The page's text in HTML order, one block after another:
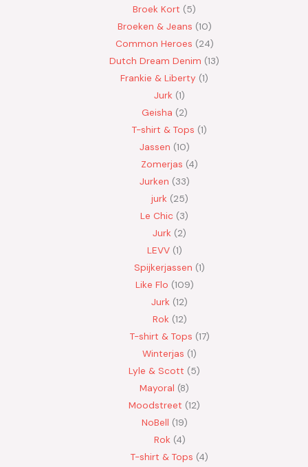
Broek Kort 5
Broeken & Jeans 10
Common Heroes 24
Dutch Dream Denim 13
Frankie & Liberty 1
Jurk 1
Geisha 2
T-shirt & Tops 1
Jassen 10
Zomerjas 4
Jurken 33
jurk 25
Le Chic 3
Jurk 2
LEVV 1
Spijkerjassen 1
Like Flo 109
Jurk 12
Rok 12
T-shirt & Tops 17
Winterjas 1
Lyle & Scott 5
Mayoral 8
Moodstreet 12
NoBell 19
Rok 4
T-shirt & Tops 4